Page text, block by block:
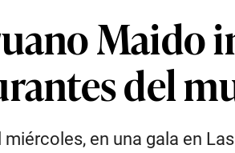
Maido
del
miércoles, en una gala en